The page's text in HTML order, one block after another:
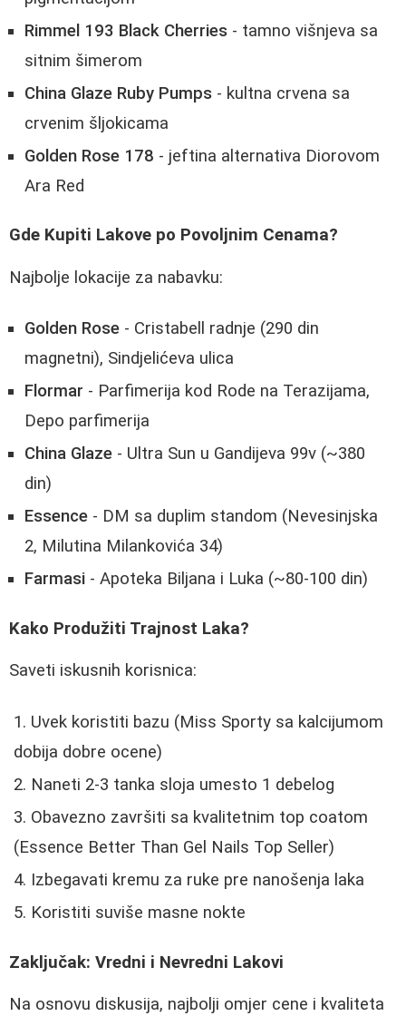
Rimmel 193 Black Cherries - tamno višnjeva sa
sitnim šimerom
China Glaze Ruby Pumps - kultna crvena sa
crvenim šljokicama
Golden Rose 178 - jeftina alternativa Diorovom
Ara Red
Gde Kupiti Lakove po Povoljnim Cenama?
Najbolje lokacije za nabavku:
Golden Rose - Cristabell radnje (290 din
magnetni), Sindjelićeva ulica
Flormar - Parfimerija kod Rode na Terazijama,
Depo parfimerija
China Glaze - Ultra Sun u Gandijeva 99v (~380
din)
Essence - DM sa duplim standom (Nevesinjska
2, Milutina Milankovića 34)
Farmasi - Apoteka Biljana i Luka (~80-100 din)
Kako Produžiti Trajnost Laka?
Saveti iskusnih korisnica:
Uvek koristiti bazu (Miss Sporty sa kalcijumom
dobija dobre ocene)
Naneti 2-3 tanka sloja umesto 1 debelog
Obavezno završiti sa kvalitetnim top coatom
(Essence Better Than Gel Nails Top Seller)
Izbegavati kremu za ruke pre nanošenja laka
Koristiti suviše masne nokte
Zaključak: Vredni i Nevredni Lakovi
Na osnovu diskusija, najbolji omjer cene i kvaliteta